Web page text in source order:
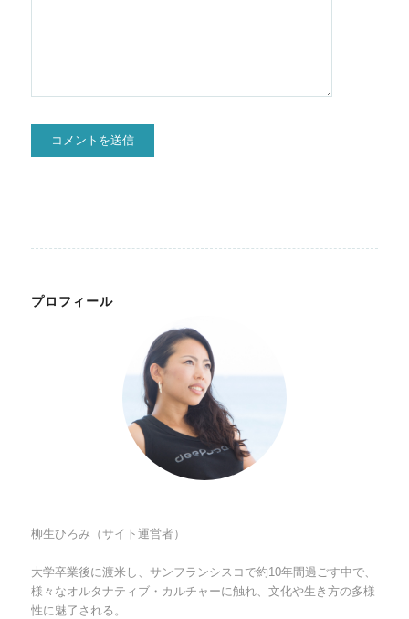
プロフィール
柳生ひろみ（サイト運営者）
大学卒業後に渡米し、サンフランシスコで約10年間過ごす中で、
様々なオルタナティブ・カルチャーに触れ、文化や生き方の多様
性に魅了される。